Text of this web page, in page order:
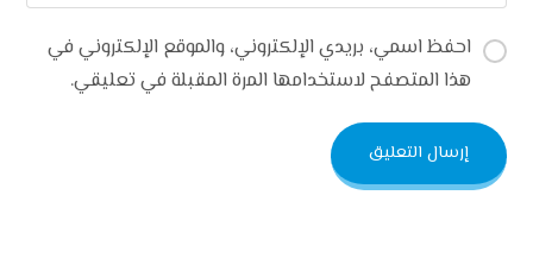
احفظ اسمي، بريدي الإلكتروني، والموقع الإلكتروني في
هذا المتصفح لاستخدامها المرة المقبلة في تعليقي.